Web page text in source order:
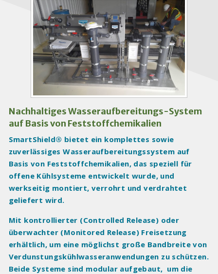
a
g
s
Nachhaltiges Wasseraufbereitungs-System
auf Basis von Feststoffchemikalien
SmartShield® bietet ein komplettes sowie
zuverlässiges Wasseraufbereitungssystem auf
Basis von Feststoffchemikalien, das speziell für
offene Kühlsysteme entwickelt wurde, und
werkseitig montiert, verrohrt und verdrahtet
geliefert wird.
Mit kontrollierter (Controlled Release) oder
überwachter (Monitored Release) Freisetzung
erhältlich, um eine möglichst große Bandbreite von
Verdunstungskühlwasseranwendungen zu schützen.
Beide Systeme sind modular aufgebaut, um die